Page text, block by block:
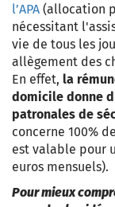
l’APA (allocation
nécessitant
vie de tous les
allègement des
En effet, la
domicile donne
patronales de
concerne 100%
est valable pour
euros mensuels).
Pour mieux